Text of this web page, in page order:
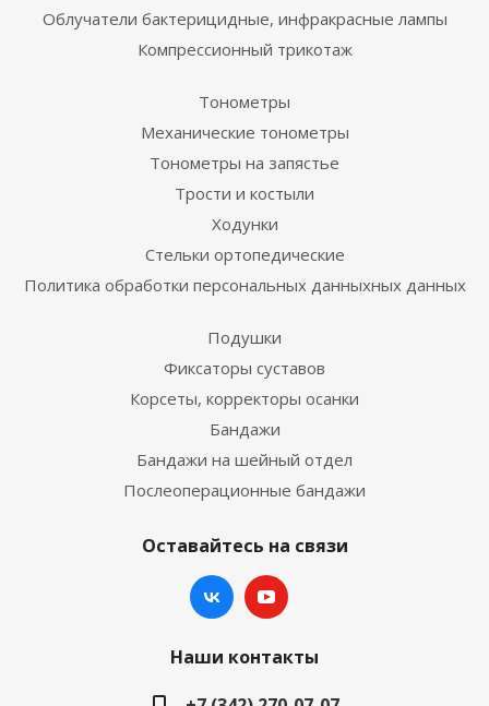
Облучатели бактерицидные, инфракрасные лампы
Компрессионный трикотаж
Тонометры
Механические тонометры
Тонометры на запястье
Трости и костыли
Ходунки
Стельки ортопедические
Политика обработки персональных данныхных данных
Подушки
Фиксаторы суставов
Корсеты, корректоры осанки
Бандажи
Бандажи на шейный отдел
Послеоперационные бандажи
Оставайтесь на связи
Наши контакты